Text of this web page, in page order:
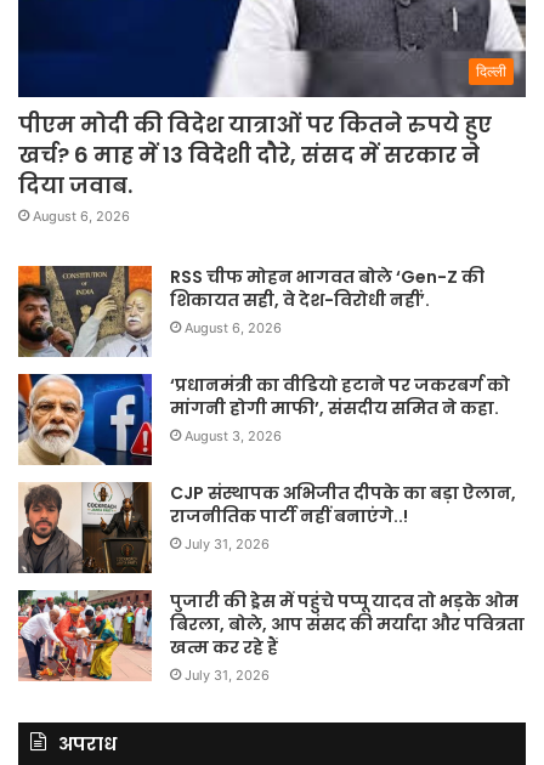
दिल्ली
पीएम मोदी की विदेश यात्राओं पर कितने रुपये हुए
खर्च? 6 माह में 13 विदेशी दौरे, संसद में सरकार ने
दिया जवाब.
August 6, 2026
RSS चीफ मोहन भागवत बोले ‘Gen-Z की
शिकायत सही, वे देश-विरोधी नहीं’.
August 6, 2026
‘प्रधानमंत्री का वीडियो हटाने पर जकरबर्ग को
मांगनी होगी माफी’, संसदीय समित ने कहा.
August 3, 2026
CJP संस्थापक अभिजीत दीपके का बड़ा ऐलान,
राजनीतिक पार्टी नहीं बनाएंगे..!
July 31, 2026
पुजारी की ड्रेस में पहुंचे पप्पू यादव तो भड़के ओम
बिरला, बोले, आप संसद की मर्यादा और पवित्रता
खत्म कर रहे हैं
July 31, 2026
अपराध